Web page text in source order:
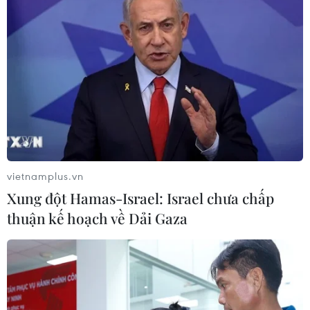
TIN LIÊN QUAN
vietnamplus.vn
Xung đột Hamas-Israel: Israel chưa chấp
thuận kế hoạch về Dải Gaza